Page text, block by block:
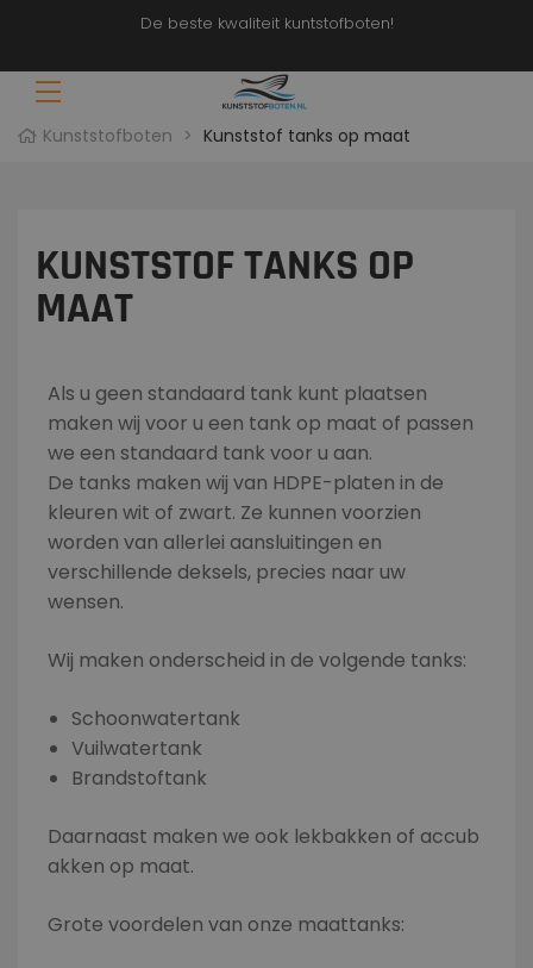
De beste kwaliteit kuntstofboten!
Kunststofboten > Kunststof tanks op maat
KUNSTSTOF TANKS OP
MAAT
Als u geen standaard tank kunt plaatsen
maken wij voor u een tank op maat of passen
we een standaard tank voor u aan.
De tanks maken wij van HDPE-platen in de
kleuren wit of zwart. Ze kunnen voorzien
worden van allerlei aansluitingen en
verschillende deksels, precies naar uw
wensen.
Wij maken onderscheid in de volgende tanks:
Schoonwatertank
Vuilwatertank
Brandstoftank
Daarnaast maken we ook lekbakken of accub
akken op maat.
Grote voordelen van onze maattanks: